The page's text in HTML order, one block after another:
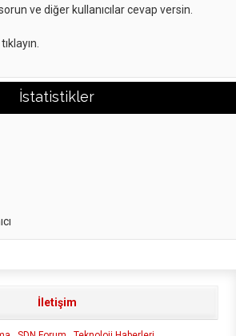
ve diğer kullanıcılar cevap versin.
tıklayın.
İstatistikler
İletişim